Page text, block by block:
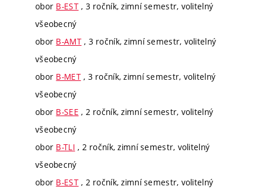
obor B-EST, 3 ročník, zimní semestr, volitelný
všeobecný
obor B-AMT, 3 ročník, zimní semestr, volitelný
všeobecný
obor B-MET, 3 ročník, zimní semestr, volitelný
všeobecný
obor B-SEE , 2 ročník, zimní semestr, volitelný
všeobecný
obor B-TLI , 2 ročník, zimní semestr, volitelný
všeobecný
obor B-EST, 2 ročník, zimní semestr, volitelný